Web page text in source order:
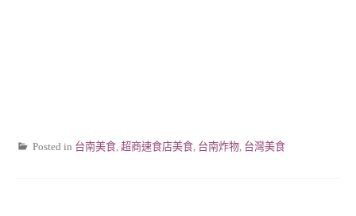
Posted in 台南美食 超商速食店美食 台南炸物 台灣美食